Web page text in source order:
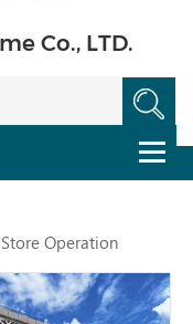
Co., LTD.
Operation